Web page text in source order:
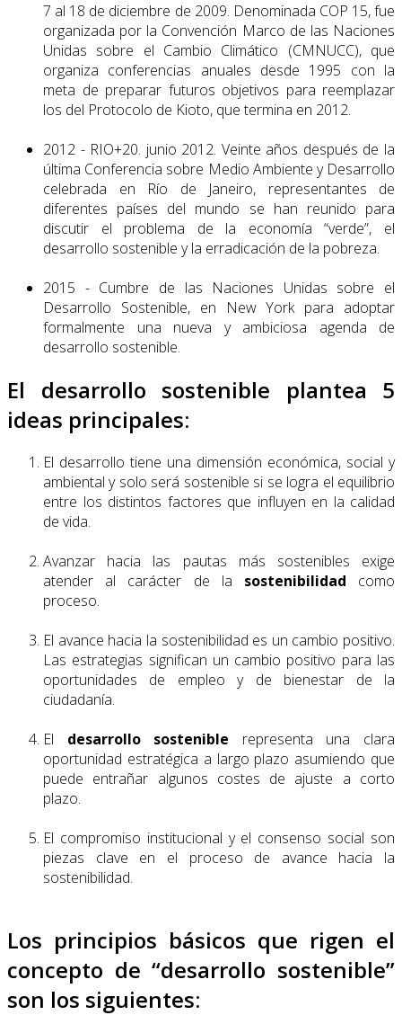
7 al 18 de diciembre de 2009. Denominada COP 15, fue
organizada por la Convención Marco de las Naciones
Unidas sobre el Cambio Climático (CMNUCC), que
organiza conferencias anuales desde 1995 con la
meta de preparar futuros objetivos para reemplazar
los del Protocolo de Kioto, que termina en 2012.
2012 - RIO+20. junio 2012. Veinte años después de la
última Conferencia sobre Medio Ambiente y Desarrollo
celebrada en Río de Janeiro, representantes de
diferentes países del mundo se han reunido para
discutir el problema de la economía “verde”, el
desarrollo sostenible y la erradicación de la pobreza.
2015 - Cumbre de las Naciones Unidas sobre el
Desarrollo Sostenible, en New York para adoptar
formalmente una nueva y ambiciosa agenda de
desarrollo sostenible.
El desarrollo sostenible plantea 5
ideas principales:
El desarrollo tiene una dimensión económica, social y
ambiental y solo será sostenible si se logra el equilibrio
entre los distintos factores que influyen en la calidad
de vida.
Avanzar hacia las pautas más sostenibles exige
atender al carácter de la sostenibili­dad como
proceso.
El avance hacia la sostenibilidad es un cambio positivo.
Las estrategias significan un cambio positivo para las
oportunidades de empleo y de bienestar de la
ciudadanía.
El desarrollo sostenible representa una clara
oportunidad estratégica a largo plazo asumiendo que
puede entrañar algunos costes de ajuste a corto
plazo.
El compromiso institucional y el consenso social son
piezas clave en el proceso de avance hacia la
sostenibilidad.
Los principios básicos que rigen el
concepto de “desarrollo sostenible”
son los siguientes: